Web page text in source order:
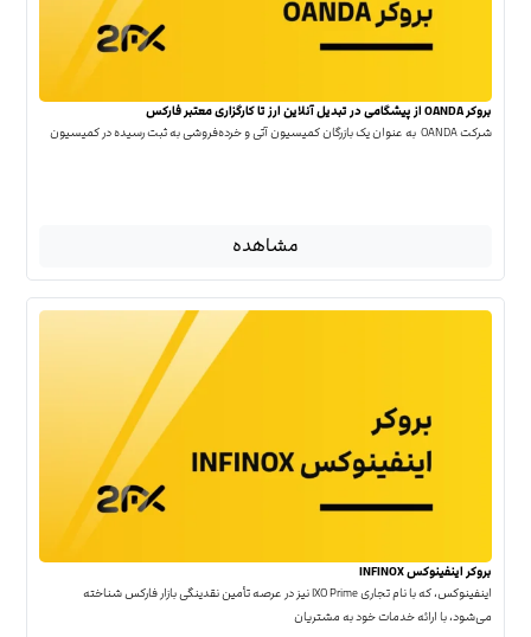
بروکر OANDA از پیشگامی در تبدیل آنلاین ارز تا کارگزاری معتبر فارکس
شرکت OANDA به عنوان یک بازرگان کمیسیون آتی و خرده‌فروشی به ثبت رسیده در کمیسیون
مشاهده
بروکر اینفینوکس INFINOX
اینفینوکس، که با نام تجاری IXO Prime نیز در عرصه تأمین نقدینگی بازار فارکس شناخته
می‌شود، با ارائه خدمات خود به مشتریان